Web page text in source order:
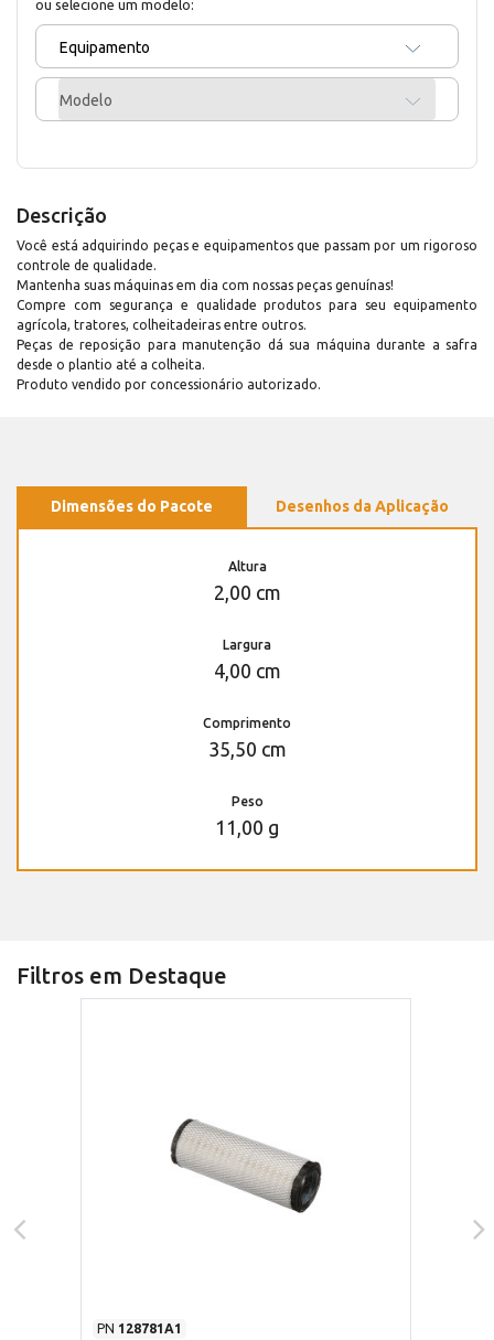
ou selecione um modelo:
Equipamento
Modelo
Descrição
Você está adquirindo peças e equipamentos que passam por um rigoroso
controle de qualidade.
Mantenha suas máquinas em dia com nossas peças genuínas!
Compre com segurança e qualidade produtos para seu equipamento
agrícola, tratores, colheitadeiras entre outros.
Peças de reposição para manutenção dá sua máquina durante a safra
desde o plantio até a colheita.
Produto vendido por concessionário autorizado.
Dimensões do Pacote Desenhos da Aplicação
Altura
2,00 cm
Largura
4,00 cm
Comprimento
35,50 cm
Peso
11,00 g
Filtros em Destaque
PN 128781A1